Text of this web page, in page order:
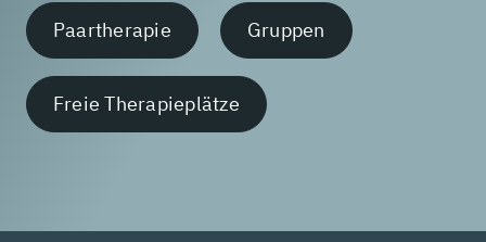
Paartherapie Gruppen
Freie Therapieplätze